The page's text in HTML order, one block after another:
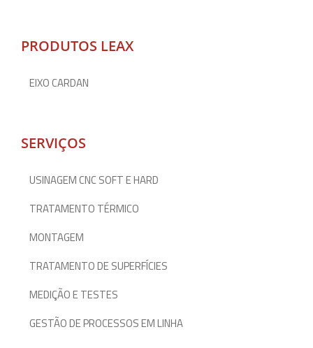
PRODUTOS LEAX
EIXO CARDAN
SERVIÇOS
USINAGEM CNC SOFT E HARD
TRATAMENTO TÉRMICO
MONTAGEM
TRATAMENTO DE SUPERFÍCIES
MEDIÇÃO E TESTES
GESTÃO DE PROCESSOS EM LINHA